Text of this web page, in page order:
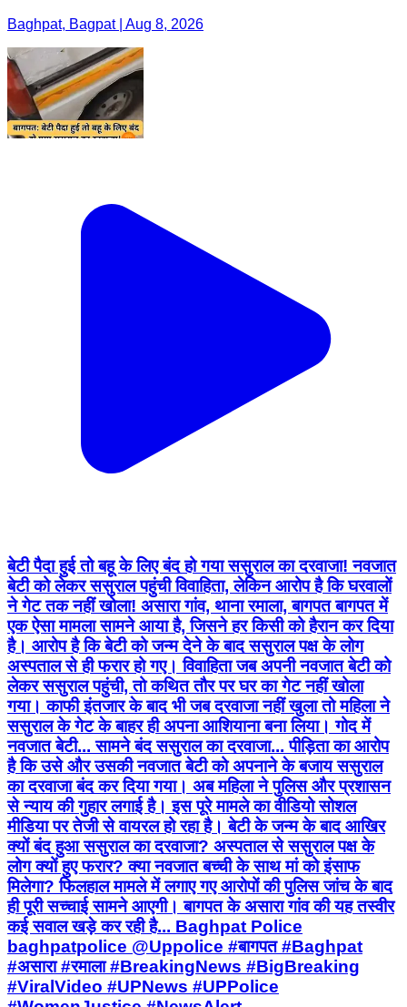
Baghpat, Bagpat | Aug 8, 2026
बेटी पैदा हुई तो बहू के लिए बंद हो गया ससुराल का दरवाजा! नवजात
बेटी को लेकर ससुराल पहुंची विवाहिता, लेकिन आरोप है कि घरवालों
ने गेट तक नहीं खोला! असारा गांव, थाना रमाला, बागपत बागपत में
एक ऐसा मामला सामने आया है, जिसने हर किसी को हैरान कर दिया
है। आरोप है कि बेटी को जन्म देने के बाद ससुराल पक्ष के लोग
अस्पताल से ही फरार हो गए। विवाहिता जब अपनी नवजात बेटी को
लेकर ससुराल पहुंची, तो कथित तौर पर घर का गेट नहीं खोला
गया। काफी इंतजार के बाद भी जब दरवाजा नहीं खुला तो महिला ने
ससुराल के गेट के बाहर ही अपना आशियाना बना लिया। गोद में
नवजात बेटी... सामने बंद ससुराल का दरवाजा... पीड़िता का आरोप
है कि उसे और उसकी नवजात बेटी को अपनाने के बजाय ससुराल
का दरवाजा बंद कर दिया गया। अब महिला ने पुलिस और प्रशासन
से न्याय की गुहार लगाई है। इस पूरे मामले का वीडियो सोशल
मीडिया पर तेजी से वायरल हो रहा है। बेटी के जन्म के बाद आखिर
क्यों बंद हुआ ससुराल का दरवाजा? अस्पताल से ससुराल पक्ष के
लोग क्यों हुए फरार? क्या नवजात बच्ची के साथ मां को इंसाफ
मिलेगा? फिलहाल मामले में लगाए गए आरोपों की पुलिस जांच के बाद
ही पूरी सच्चाई सामने आएगी। बागपत के असारा गांव की यह तस्वीर
कई सवाल खड़े कर रही है... Baghpat Police
baghpatpolice @Uppolice #बागपत #Baghpat
#असारा #रमाला #BreakingNews #BigBreaking
#ViralVideo #UPNews #UPPolice